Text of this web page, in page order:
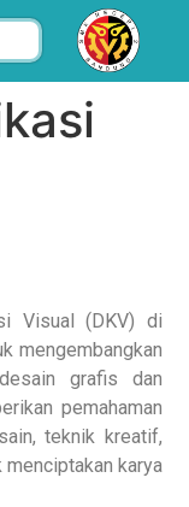
Visual (DKV) di
mengembangkan
grafis dan
pemahaman
teknik kreatif,
karya